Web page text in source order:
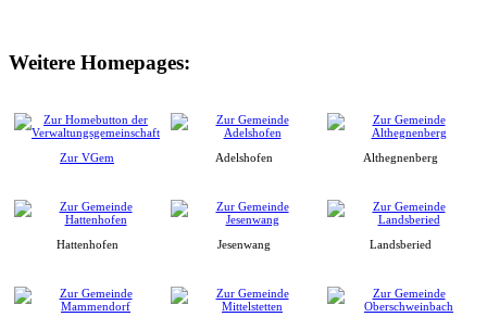
Weitere Homepages:
Zur VGem Adelshofen Althegnenberg
Hattenhofen Jesenwang Landsberied